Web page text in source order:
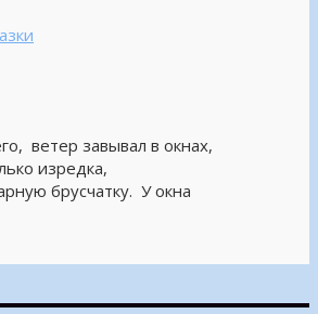
ветер завывал в окнах,
изредка,
брусчатку. У окна